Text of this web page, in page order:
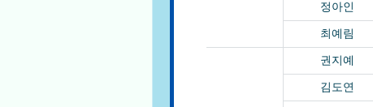
정아인
최예림
권지예
김도연